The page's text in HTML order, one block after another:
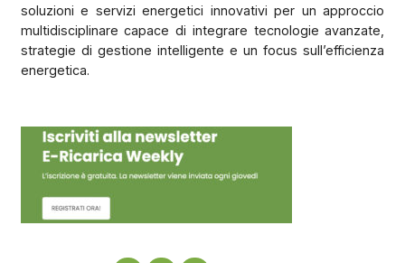
soluzioni e servizi energetici innovativi per un approccio
multidisciplinare capace di integrare tecnologie avanzate,
strategie di gestione intelligente e un focus sull’efficienza
energetica.